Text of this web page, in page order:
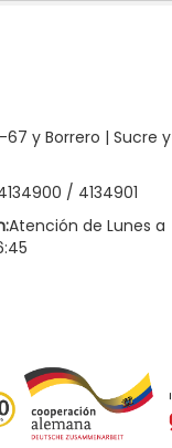
67 y Borrero | Sucre y
/ 4134901
Atención de Lunes a